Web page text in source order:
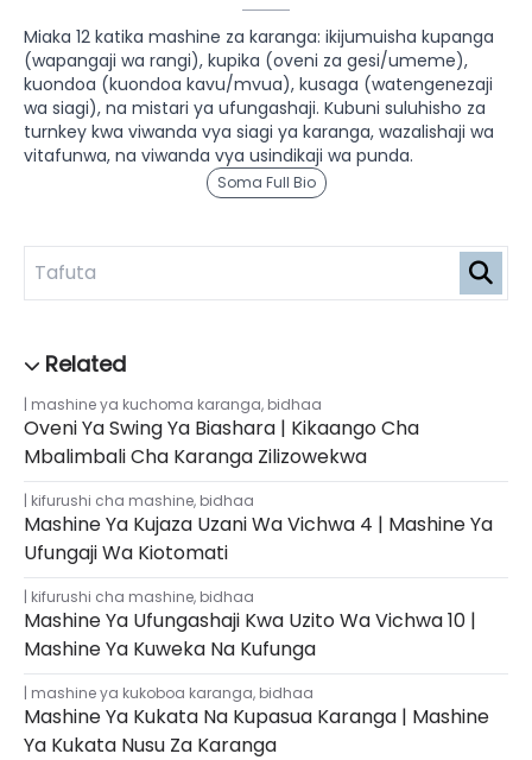
Miaka 12 katika mashine za karanga: ikijumuisha kupanga
(wapangaji wa rangi), kupika (oveni za gesi/umeme),
kuondoa (kuondoa kavu/mvua), kusaga (watengenezaji
wa siagi), na mistari ya ufungashaji. Kubuni suluhisho za
turnkey kwa viwanda vya siagi ya karanga, wazalishaji wa
vitafunwa, na viwanda vya usindikaji wa punda.
Soma Full Bio
mashine ya kuchoma karanga, bidhaa
Oveni Ya Swing Ya Biashara | Kikaango Cha
Mbalimbali Cha Karanga Zilizowekwa
kifurushi cha mashine, bidhaa
Mashine Ya Kujaza Uzani Wa Vichwa 4 | Mashine Ya
Ufungaji Wa Kiotomati
kifurushi cha mashine, bidhaa
Mashine Ya Ufungashaji Kwa Uzito Wa Vichwa 10 |
Mashine Ya Kuweka Na Kufunga
mashine ya kukoboa karanga, bidhaa
Mashine Ya Kukata Na Kupasua Karanga | Mashine
Ya Kukata Nusu Za Karanga